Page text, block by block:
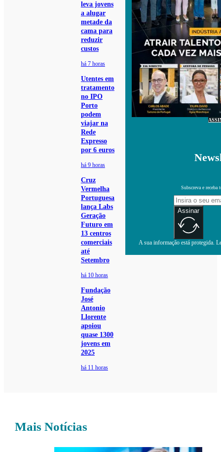
leva jovens
a alugar
metade da
cama para
reduzir
custos
há 7 horas
Utentes em
tratamento
no IPO
Porto
podem
viajar na
Rede
Expresso
por 6 euros
há 9 horas
Cruz
Vermelha
Portuguesa
lança Labs
Geração
Futuro em
13 centros
comerciais
até
Setembro
há 10 horas
Fundação
José
Antonio
Llorente
apoiou
quase 1300
jovens em
2025
há 11 horas
Subscreva e receba
Assinar
A sua informação está protegida.
Mais Notícias